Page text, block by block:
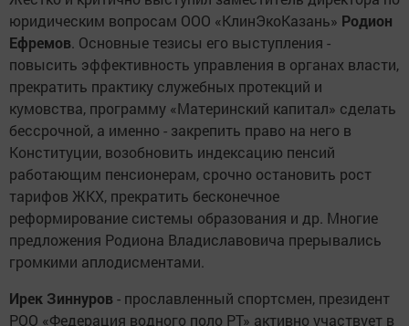
юридическим вопросам ООО «КлинЭкоКазань» Родион
Ефремов. Основные тезисы его выступления -
повысить эффективность управления в органах власти,
прекратить практику служебных протекций и
кумовства, программу «Материнский капитал» сделать
бессрочной, а именно - закрепить право на него в
Конституции, возобновить индексацию пенсий
работающим пенсионерам, срочно остановить рост
тарифов ЖКХ, прекратить бесконечное
реформирование системы образования и др. Многие
предложения Родиона Владиславовича прерывались
громкими аплодисментами.
Ирек Зиннуров- прославленный спортсмен, президент
РОО «Федерация водного поло РТ» активно участвует в